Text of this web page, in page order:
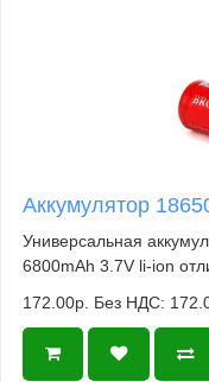
Аккумулятор
Универсальная
6800mAh 3.7V li-ion
172.00р. Без НДС: